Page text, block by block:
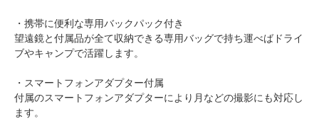
・携帯に便利な専用バックパック付き
望遠鏡と付属品が全て収納できる専用バッグで持ち運べばドライ
ブやキャンプで活躍します。
・スマートフォンアダプター付属
付属のスマートフォンアダプターにより月などの撮影にも対応し
ます。